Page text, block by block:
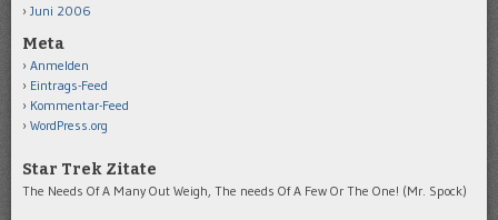
Juni 2006
Meta
Anmelden
Eintrags-Feed
Kommentar-Feed
WordPress.org
Star Trek Zitate
The Needs Of A Many Out Weigh, The needs Of A Few Or The One! (Mr. Spock)